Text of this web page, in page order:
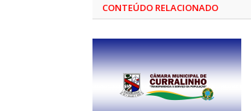
CONTEÚDO RELACIONADO